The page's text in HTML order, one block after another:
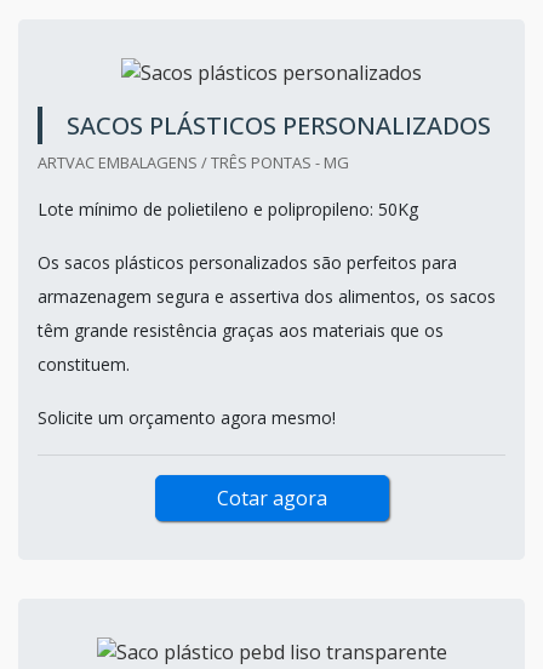
SACOS PLÁSTICOS PERSONALIZADOS
ARTVAC EMBALAGENS / TRÊS PONTAS - MG
Lote mínimo de polietileno e polipropileno: 50Kg
Os sacos plásticos personalizados são perfeitos para
armazenagem segura e assertiva dos alimentos, os sacos
têm grande resistência graças aos materiais que os
constituem.
Solicite um orçamento agora mesmo!
Cotar agora